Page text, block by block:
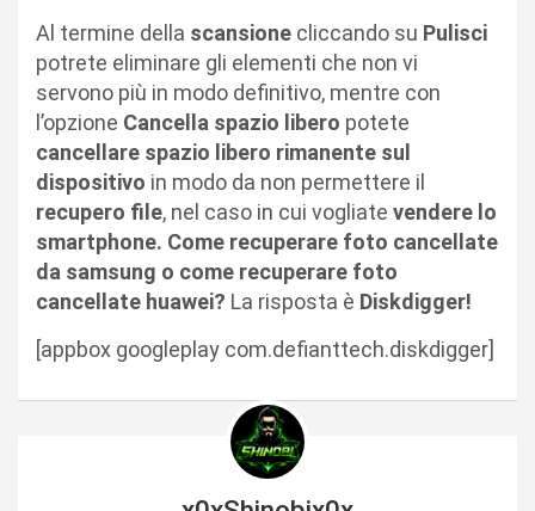
Al termine della scansione cliccando su Pulisci
potrete eliminare gli elementi che non vi
servono più in modo definitivo, mentre con
l’opzione Cancella spazio libero potete
cancellare spazio libero rimanente sul
dispositivo in modo da non permettere il
recupero file, nel caso in cui vogliate vendere lo
smartphone. Come recuperare foto cancellate
da samsung o come recuperare foto
cancellate huawei? La risposta è Diskdigger!
[appbox googleplay com.defianttech.diskdigger]